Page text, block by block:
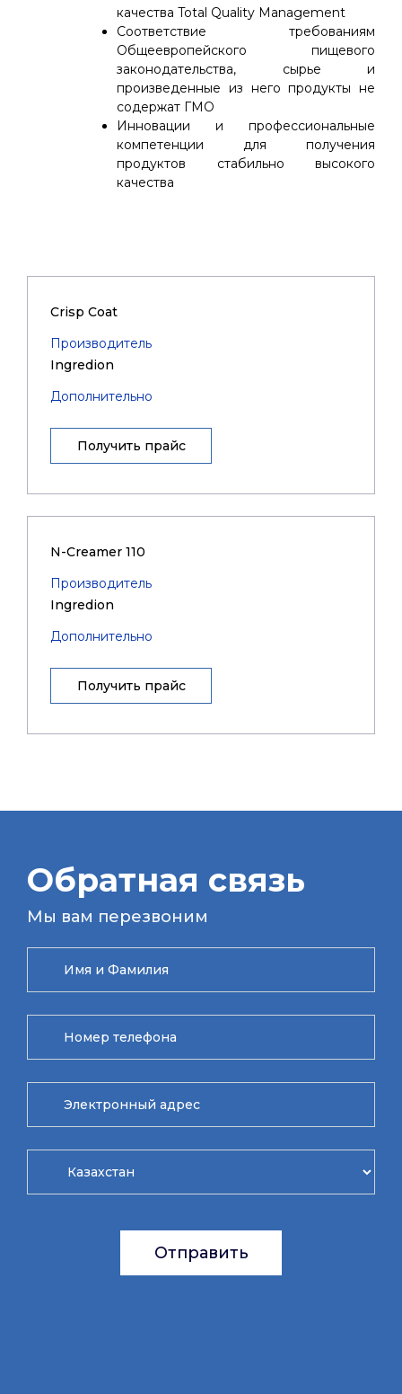
качества Total Quality Management
Соответствие требованиям
Общеевропейского пищевого
законодательства, сырье и
произведенные из него продукты не
содержат ГМО
Инновации и профессиональные
компетенции для получения
продуктов стабильно высокого
качества
Crisp Coat
Производитель
Ingredion
Дополнительно
Получить прайс
N-Creamer 110
Производитель
Ingredion
Дополнительно
Получить прайс
Обратная связь
Мы вам перезвоним
Отправить